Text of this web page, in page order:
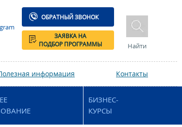
ОБРАТНЫЙ ЗВОНОК
ЗАЯВКА НА
ПОДБОР ПРОГРАММЫ
Найти
информация Контакты
БИЗНЕС-
КУРСЫ